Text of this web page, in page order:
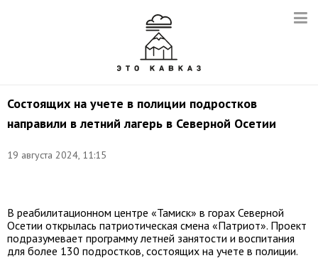
Состоящих на учете в полиции подростков
направили в летний лагерь в Северной Осетии
19 августа 2024, 11:15
В реабилитационном центре «Тамиск» в горах Северной
Осетии открылась патриотическая смена «Патриот». Проект
подразумевает программу летней занятости и воспитания
для более 130 подростков, состоящих на учете в полиции.